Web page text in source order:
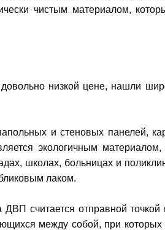
чистым материалом,
низкой цене, нашли
и стеновых панелей,
экологичным
школах, больницах и
лаком.
считается отправной точкой
между собой, при которых